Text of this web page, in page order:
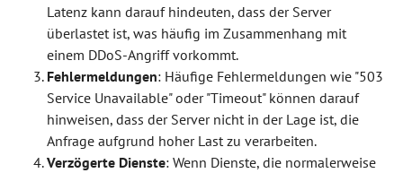
Latenz kann darauf hindeuten, dass der Server
überlastet ist, was häufig im Zusammenhang mit
einem DDoS-Angriff vorkommt.
Fehlermeldungen: Häufige Fehlermeldungen wie "503
Service Unavailable" oder "Timeout" können darauf
hinweisen, dass der Server nicht in der Lage ist, die
Anfrage aufgrund hoher Last zu verarbeiten.
Verzögerte Dienste: Wenn Dienste, die normalerweise